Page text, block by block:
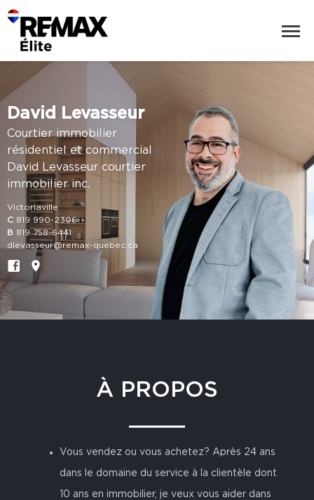
David Levasseur
Courtier immobilier
résidentiel et commercial
David Levasseur courtier
immobilier inc.
Victoriaville
C 819 990-2306
B 819 758-6441
dlevasseur@remax-quebec.ca
À PROPOS
Vous vendez ou vous achetez? Après 24 ans
dans le domaine du service à la clientèle dont
10 ans en immobilier, je veux vous aider dans